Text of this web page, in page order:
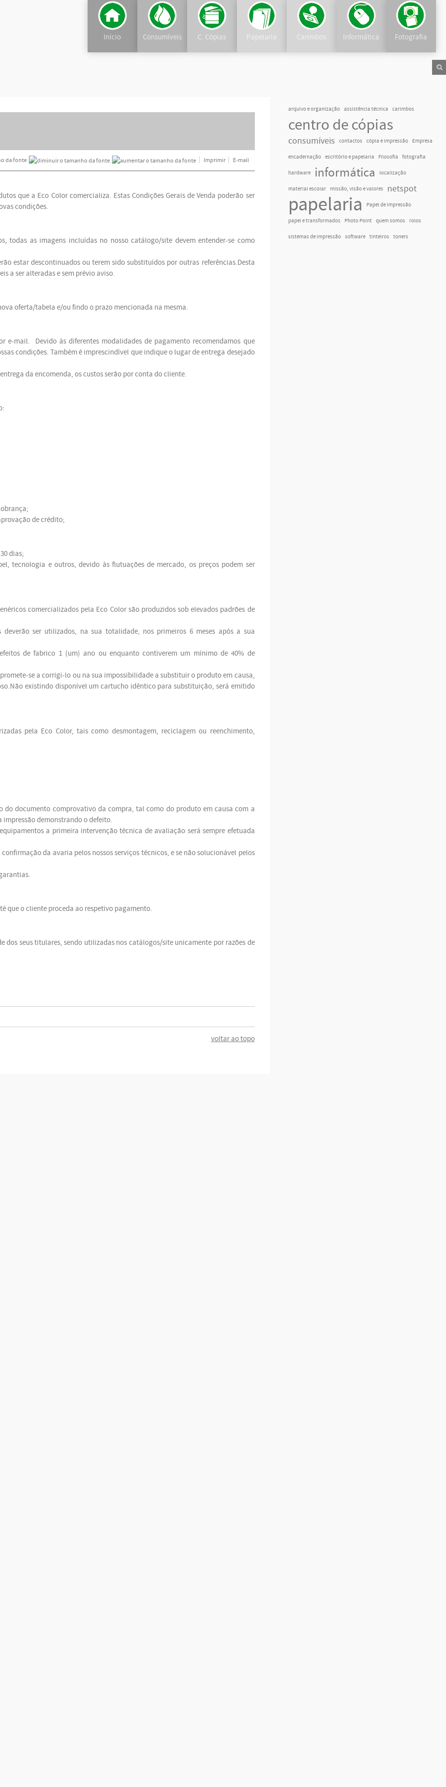
Início Consumíveis C. Cópias Papelaria Carimbos Informática Fotografia
da fonte Imprimir E-mail
que a Eco Color comercializa. Estas Condições Gerais de Venda poderão ser
condições.
todas as imagens incluídas no nosso catálogo/site devem entender-se como
estar descontinuados ou terem sido substituídos por outras referências.Desta
a ser alteradas e sem prévio aviso.
oferta/tabela e/ou findo o prazo mencionada na mesma.
e-mail. Devido às diferentes modalidades de pagamento recomendamos que
condições. Também é imprescindível que indique o lugar de entrega desejado
da encomenda, os custos serão por conta do cliente.
de crédito;
dias;
tecnologia e outros, devido às flutuações de mercado, os preços podem ser
comercializados pela Eco Color são produzidos sob elevados padrões de
ser utilizados, na sua totalidade, nos primeiros 6 meses após a sua
de fabrico 1 (um) ano ou enquanto contiverem um mínimo de 40% de
se a corrigi-lo ou na sua impossibilidade a substituir o produto em causa,
existindo disponível um cartucho idêntico para substituição, será emitido
pela Eco Color, tais como desmontagem, reciclagem ou reenchimento,
do documento comprovativo da compra, tal como do produto em causa com a
demonstrando o defeito.
a primeira intervenção técnica de avaliação será sempre efetuada
da avaria pelos nossos serviços técnicos, e se não solucionável pelos
que o cliente proceda ao respetivo pagamento.
dos seus titulares, sendo utilizadas nos catálogos/site unicamente por razões de
voltar ao topo
arquivo e organização assistência técnica carimbos
centro de cópias
consumíveis contactos cópia e impressão Empresa
encadernação escritório e papelaria Filosofia fotografia
hardware informática localização
material escolar missão, visão e valores netspot
papelaria Papel de Impressão
papel e transformados Photo Point quem somos rolos
sistemas de impressão software tinteiros toners